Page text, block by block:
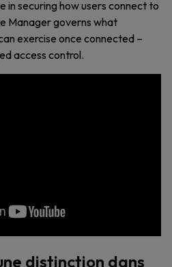
in securing how users connect to
Manager governs what
exercise once connected –
access control.
distinction dans